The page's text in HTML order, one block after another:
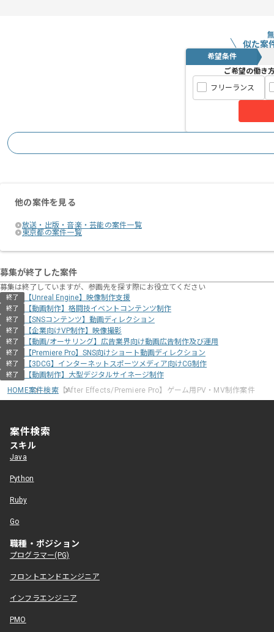
似た案
希望条件
ご希望の働き
フリーランス
他の案件を見る
放送・出版・音楽・芸能の案件一覧
東京都の案件一覧
募集が終了した案件
募集は終了していますが、参画先を探す際にお役立てください
終了 【Unreal Engine】映像制作支援
終了 【動画制作】格闘技イベントコンテンツ制作
終了 【SNSコンテンツ】動画ディレクション
終了 【企業向けVP制作】映像撮影
終了 【動画/オーサリング】広告業界向け動画広告制作及び運用
終了 【Premiere Pro】SNS向けショート動画ディレクション
終了 【3DCG】インターネットスポーツメディア向けCG制作
終了
【動画制作】大型デジタルサイネージ制作
HOME案件検索【After Effects/Premiere Pro】ゲーム用PV・MV制作案件
案件検索
スキル
Java
Python
Ruby
Go
職種・ポジション
プログラマー(PG)
フロントエンドエンジニア
インフラエンジニア
PMO